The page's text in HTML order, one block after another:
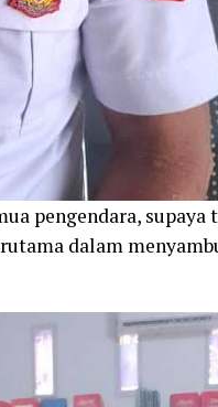
pengendara,
dalam